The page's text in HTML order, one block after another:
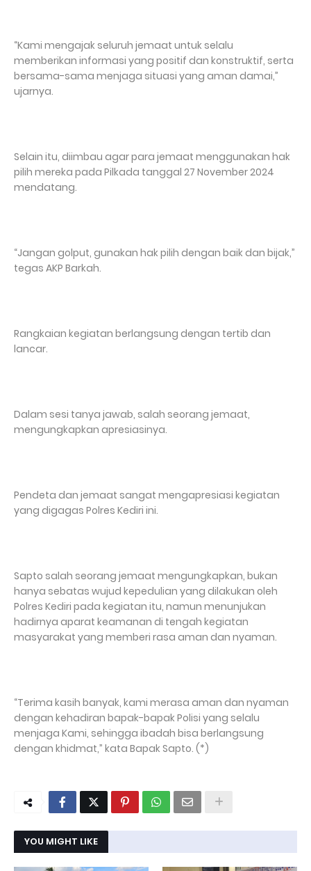
“Kami mengajak seluruh jemaat untuk selalu
memberikan informasi yang positif dan konstruktif, serta
bersama-sama menjaga situasi yang aman damai,”
ujarnya.
Selain itu, diimbau agar para jemaat menggunakan hak
pilih mereka pada Pilkada tanggal 27 November 2024
mendatang.
“Jangan golput, gunakan hak pilih dengan baik dan bijak,”
tegas AKP Barkah.
Rangkaian kegiatan berlangsung dengan tertib dan
lancar.
Dalam sesi tanya jawab, salah seorang jemaat,
mengungkapkan apresiasinya.
Pendeta dan jemaat sangat mengapresiasi kegiatan
yang digagas Polres Kediri ini.
Sapto salah seorang jemaat mengungkapkan, bukan
hanya sebatas wujud kepedulian yang dilakukan oleh
Polres Kediri pada kegiatan itu, namun menunjukan
hadirnya aparat keamanan di tengah kegiatan
masyarakat yang memberi rasa aman dan nyaman.
“Terima kasih banyak, kami merasa aman dan nyaman
dengan kehadiran bapak-bapak Polisi yang selalu
menjaga Kami, sehingga ibadah bisa berlangsung
dengan khidmat,” kata Bapak Sapto. (*)
YOU MIGHT LIKE